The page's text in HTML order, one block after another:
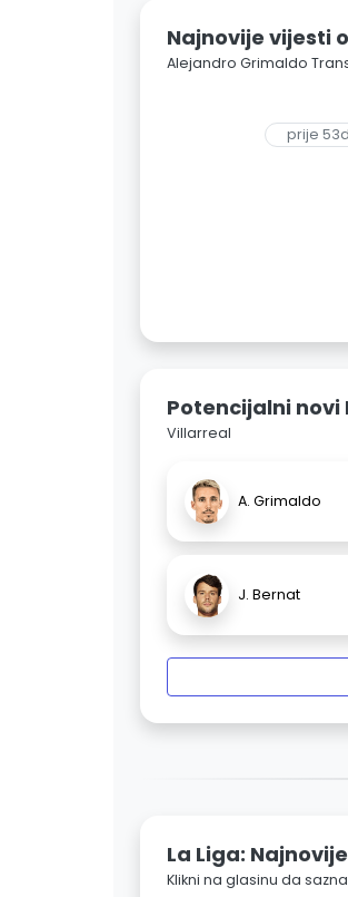
Najnovije vijesti
Alejandro Grimaldo
prije 53d
Potencijalni novi
Villarreal
A. Grimaldo
J. Bernat
La Liga:
Klikni na glasinu da